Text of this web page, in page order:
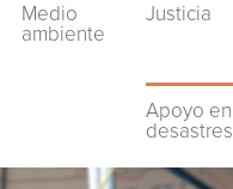
Medio
ambiente
Justicia
Apoyo en
desastres